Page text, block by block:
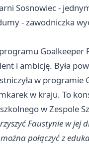
Sosnowiec -
- zawodniczka
Goalkeeper
i ambicję. Była
w programie
w kraju. To
w Zespole
Faustynie w jej
połączyć z